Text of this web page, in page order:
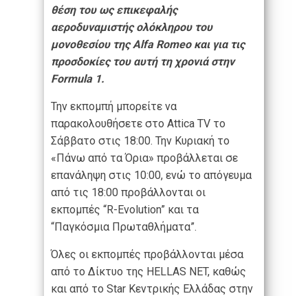
θέση του ως επικεφαλής
αεροδυναμιστής ολόκληρου του
μονοθεσίου της Alfa Romeo και για τις
προσδοκίες του αυτή τη χρονιά στην
Formula 1.
Την εκπομπή μπορείτε να
παρακολουθήσετε στο Attica TV το
Σάββατο στις 18:00. Την Κυριακή το
«Πάνω από τα Όρια» προβάλλεται σε
επανάληψη στις 10:00, ενώ το απόγευμα
από τις 18:00 προβάλλονται οι
εκπομπές “R-Evolution” και τα
“Παγκόσμια Πρωταθλήματα”.
Όλες οι εκπομπές προβάλλονται μέσα
από το Δίκτυο της HELLAS NET, καθώς
και από το Star Κεντρικής Ελλάδας στην